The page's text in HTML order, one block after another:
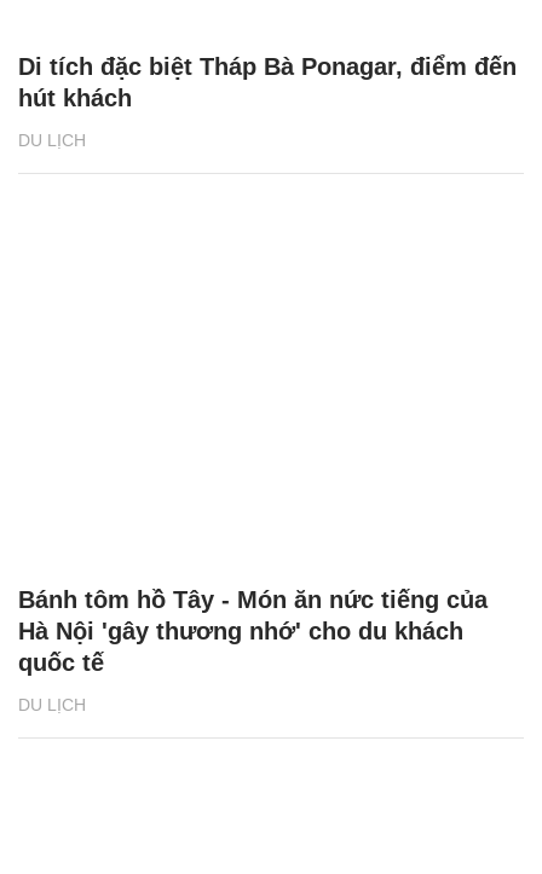
DU LỊCH
Di tích đặc biệt Tháp Bà Ponagar, điểm đến
hút khách
DU LỊCH
Bánh tôm hồ Tây - Món ăn nức tiếng của
Hà Nội 'gây thương nhớ' cho du khách
quốc tế